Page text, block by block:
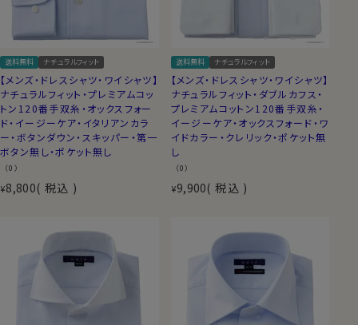
送料無料 ナチュラルフィット
【メンズ・ドレスシャツ・ワイシャツ】
ナチュラルフィット・プレミアムコッ
トン120番手双糸・オックスフォー
ド・イージーケア・イタリアンカラ
ー・ボタンダウン・スキッパー・第一
ボタン無し・ポケット無し
（0）
¥8,800 税込
送料無料 ナチュラルフィット
【メンズ・ドレスシャツ・ワイシャツ】
ナチュラルフィット・ダブルカフス・
プレミアムコットン120番手双糸・
イージーケア・オックスフォード・ワ
イドカラー・クレリック・ポケット無
し
（0）
¥9,900 税込